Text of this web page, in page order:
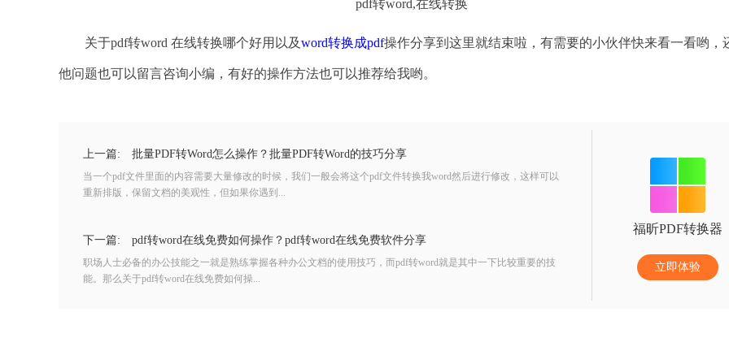
pdf转word,在线转换
关于pdf转word 在线转换哪个好用以及word转换成pdf操作分享到这里就结束啦，有需要的小伙伴快来看一看哟，
他问题也可以留言咨询小编，有好的操作方法也可以推荐给我哟。
上一篇: 批量PDF转Word怎么操作？批量PDF转Word的技巧分享
当一个pdf文件里面的内容需要大量修改的时候，我们一般会将这个pdf文件转换我word然后进行修改，这样可以
重新排版，保留文档的美观性，但如果你遇到...
下一篇: pdf转word在线免费如何操作？pdf转word在线免费软件分享
职场人士必备的办公技能之一就是熟练掌握各种办公文档的使用技巧，而pdf转word就是其中一下比较重要的技
能。那么关于pdf转word在线免费如何操...
福昕PDF转换器
立即体验